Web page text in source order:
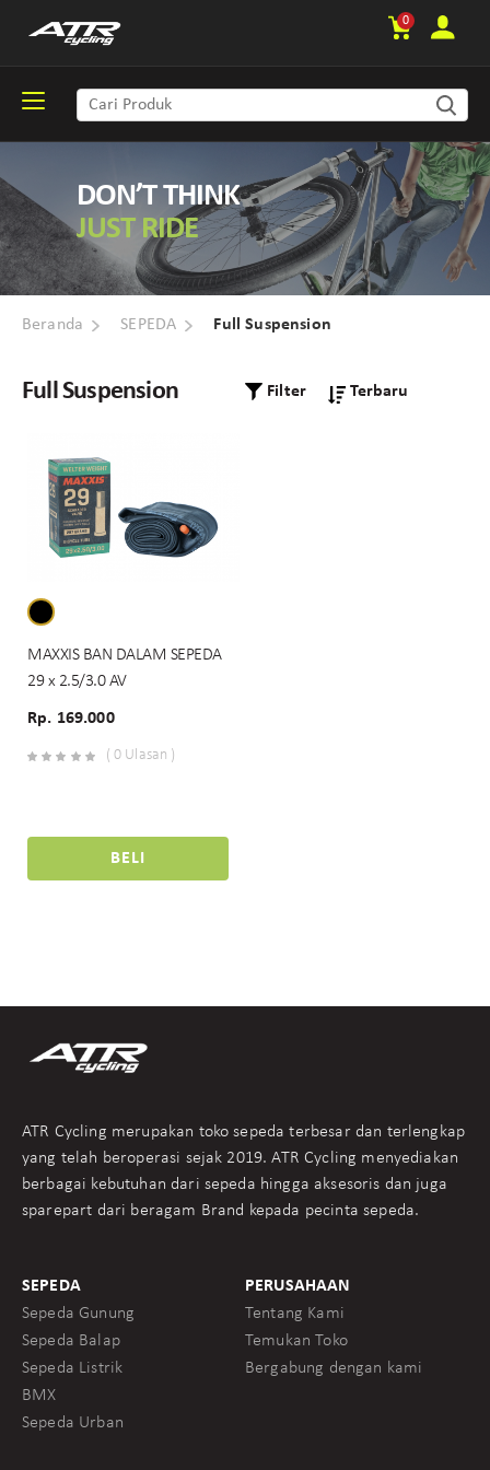
0
DON’T THINK
JUST RIDE
Beranda SEPEDA Full Suspension
Full Suspension Filter
MAXXIS BAN DALAM SEPEDA
29 x 2.5/3.0 AV
Rp. 169.000
( 0 Ulasan )
BELI
ATR Cycling merupakan toko sepeda terbesar dan terlengkap
yang telah beroperasi sejak 2019. ATR Cycling menyediakan
berbagai kebutuhan dari sepeda hingga aksesoris dan juga
sparepart dari beragam Brand kepada pecinta sepeda.
SEPEDA
Sepeda Gunung
Sepeda Balap
Sepeda Listrik
BMX
Sepeda Urban
PERUSAHAAN
Tentang Kami
Temukan Toko
Bergabung dengan kami